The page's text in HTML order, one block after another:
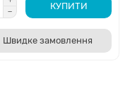
КУПИТИ
Швидке замовлення